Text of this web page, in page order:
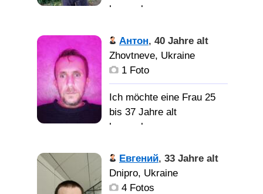
девушку понимающую
kennenlernen
Мужчина и
женщина созданы друг
для друга. Нам хорошо,
прекрасно вдвоём.
Антон, 40 Jahre alt
Zhovtneve, Ukraine
1 Foto
Ich möchte eine Frau 25
bis 37 Jahre alt
kennenlernen
Мужчина в
самом расцвете сил без
ВП и с ЧЮищет умницу
Евгений, 33 Jahre alt
Dnipro, Ukraine
4 Fotos